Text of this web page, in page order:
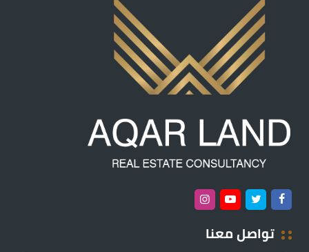
تواصل معنا